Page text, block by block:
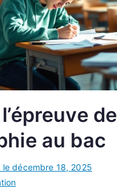
de
au bac
ledécembre 18, 2025